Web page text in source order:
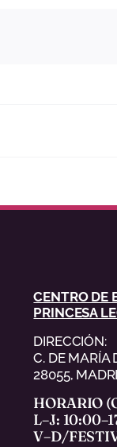
CENTRO DE
PRINCESA
DIRECCIÓN:
C. DE MARÍA
28055,
HORARIO
L–J:
V–D/